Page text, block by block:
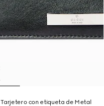
Tarjetero con etiqueta de Metal